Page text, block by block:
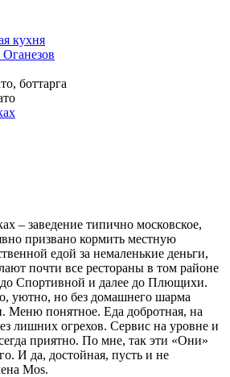
кухня
– заведение типично московское,
призвано кормить местную
едой за немаленькие деньги,
почти все рестораны в том районе
Спортивной и далее до Плющихи.
уютно, но без домашнего шарма
Меню понятное. Еда добротная, на
лишних огрехов. Сервис на уровне и
приятно. По мне, так эти «Они»
И да, достойная, пусть и не
Mos.